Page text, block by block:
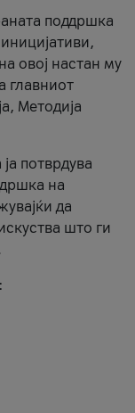
поддршка
овој настан му
главниот
Методија
потврдува
на
да
што ги